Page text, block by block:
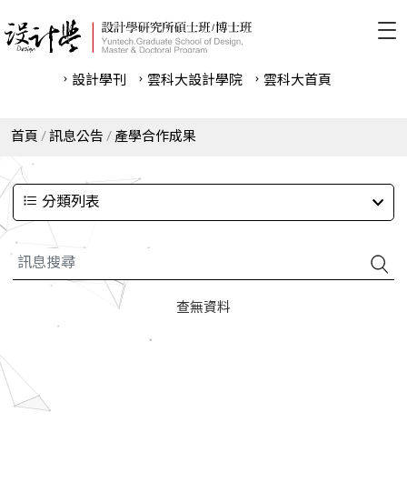
設計學刊 雲科⼤設計學院 雲科⼤首頁
首頁 訊息公告 產學合作成果
分類列表
查無資料